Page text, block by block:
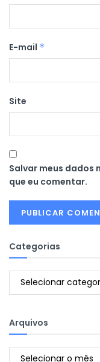
E-mail *
Site
Salvar meus dados
que eu comentar.
Categorias
Categorias
Arquivos
Arquivos